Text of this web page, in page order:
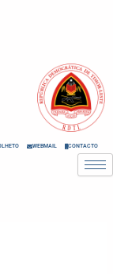
WEBMAIL CONTACTO